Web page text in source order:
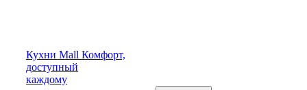
Кухни Mall Комфорт,
доступный
каждому